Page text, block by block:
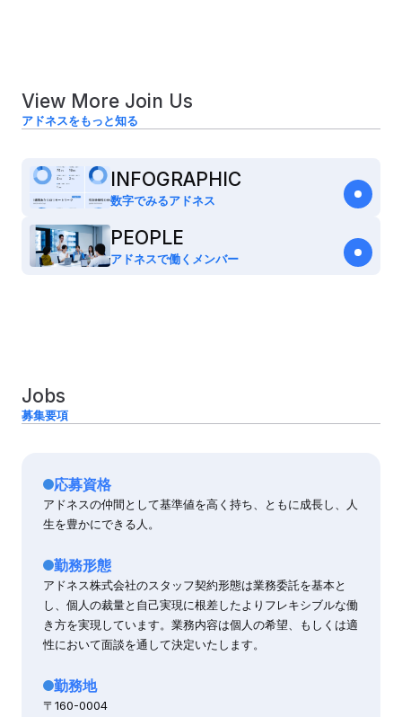
View More Join Us
アドネスをもっと知る
INFOGRAPHIC
数字でみるアドネス
PEOPLE
アドネスで働くメンバー
Jobs
募集要項
応募資格
アドネスの仲間として基準値を高く持ち、ともに成長し、人
生を豊かにできる人。
勤務形態
アドネス株式会社のスタッフ契約形態は業務委託を基本と
し、個人の裁量と自己実現に根差したよりフレキシブルな働
き方を実現しています。業務内容は個人の希望、もしくは適
性において面談を通して決定いたします。
勤務地
〒160-0004